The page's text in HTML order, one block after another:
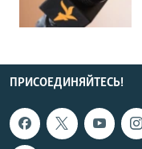
ПРИСОЕДИНЯЙТЕСЬ!